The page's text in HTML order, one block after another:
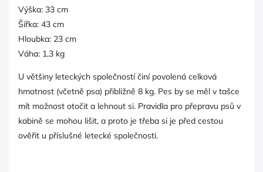
Výška: 33 cm
Šířka: 43 cm
Hloubka: 23 cm
Váha: 1,3 kg
U většiny leteckých společností činí povolená celková
hmotnost (včetně psa) přibližně 8 kg. Pes by se měl v tašce
mít možnost otočit a lehnout si. Pravidla pro přepravu psů v
kabině se mohou lišit, a proto je třeba si je před cestou
ověřit u příslušné letecké společnosti.